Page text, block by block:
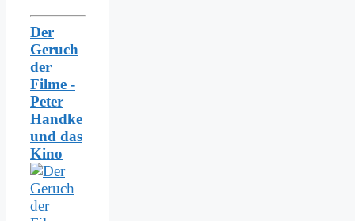
Der
Geruch
der
Filme -
Peter
Handke
und das
Kino